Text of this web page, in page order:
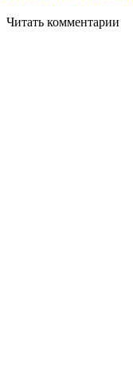
Читать комментарии